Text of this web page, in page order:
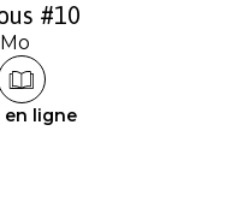
#10
en ligne